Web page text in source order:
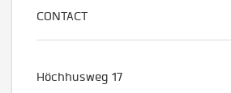
CONTACT
Höchhusweg 17